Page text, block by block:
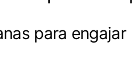
para engajar